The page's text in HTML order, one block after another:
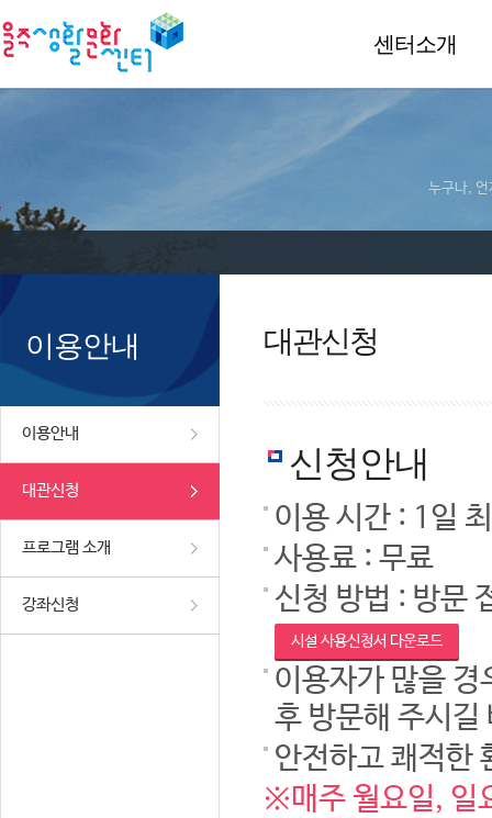
센터소개
누구나, 언
이용안내
이용안내
대관신청
프로그램 소개
강좌신청
대관신청
신청안내
이용 시간 : 1일
사용료 : 무료
신청 방법 : 방문
시설 사용신청서 다운로드
이용자가 많을 경
후 방문해 주시길
안전하고 쾌적한
※매주 월요일, 일